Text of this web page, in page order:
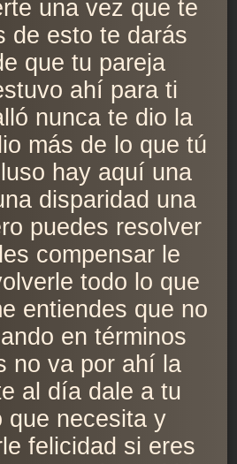
una vez que te
de esto te darás
que tu pareja
ahí para ti
nunca te dio la
más de lo que tú
hay aquí una
disparidad una
puedes resolver
compensar le
todo lo que
entiendes que no
en términos
no va por ahí la
al día dale a tu
que necesita y
felicidad si eres